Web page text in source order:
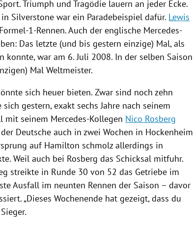
Triumph und Tragödie lauern an jeder Ecke.
in Silverstone war ein Paradebeispiel dafür. Lewis
Formel-1-Rennen. Auch der englische Mercedes-
Das letzte (und bis gestern einzige) Mal, als
war am 6. Juli 2008. In der selben Saison
Mal Weltmeister.
sich heuer bieten. Zwar sind noch zehn
sich gestern, exakt sechs Jahre nach seinem
seinem Mercedes-Kollegen Nico Rosberg
Deutsche auch in zwei Wochen in Hockenheim
auf Hamilton schmolz allerdings in
Weil auch bei Rosberg das Schicksal mitfuhr.
streikte in Runde 30 von 52 das Getriebe im
Ausfall im neunten Rennen der Saison – davor
„Dieses Wochenende hat gezeigt, dass du